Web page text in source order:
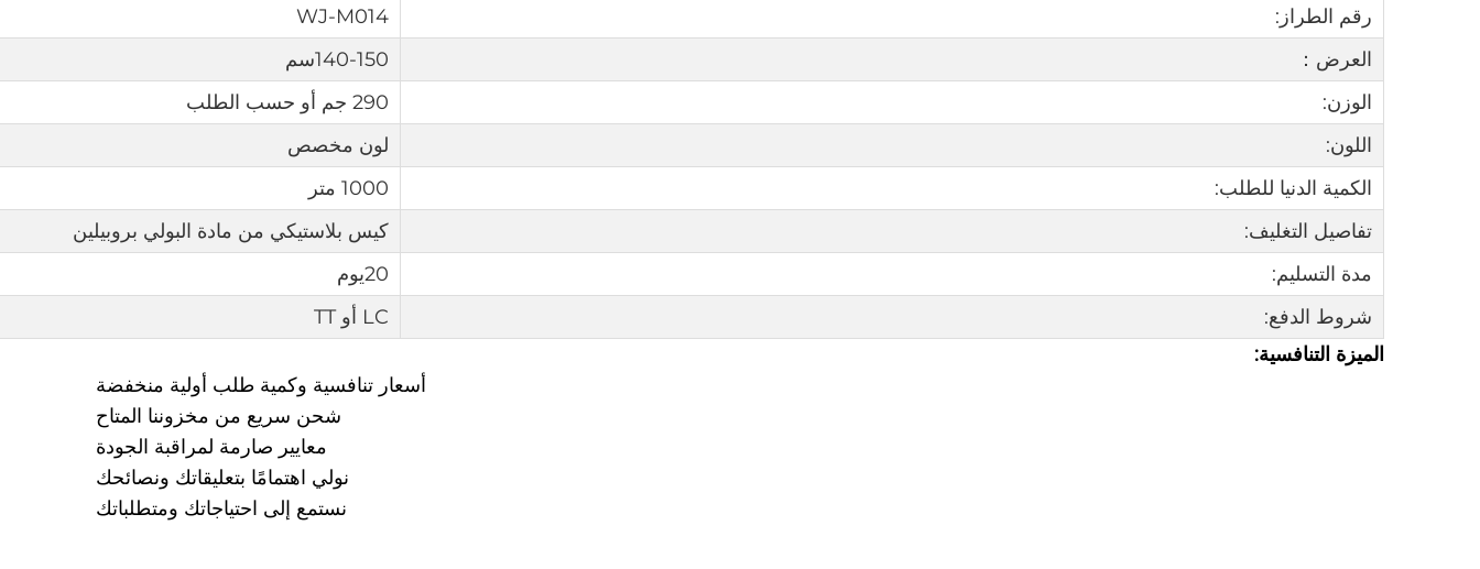
رقم الطراز:
WJ-M014
العرض：
140-150سم
الوزن:
290 جم أو حسب الطلب
اللون:
لون مخصص
الكمية الدنيا للطلب:
1000 متر
تفاصيل التغليف:
كيس بلاستيكي من مادة البولي بروبيلين
مدة التسليم:
20يوم
شروط الدفع:
LC أو TT
الميزة التنافسية:
أسعار تنافسية وكمية طلب أولية منخفضة
شحن سريع من مخزوننا المتاح
معايير صارمة لمراقبة الجودة
نولي اهتمامًا بتعليقاتك ونصائحك
نستمع إلى احتياجاتك ومتطلباتك